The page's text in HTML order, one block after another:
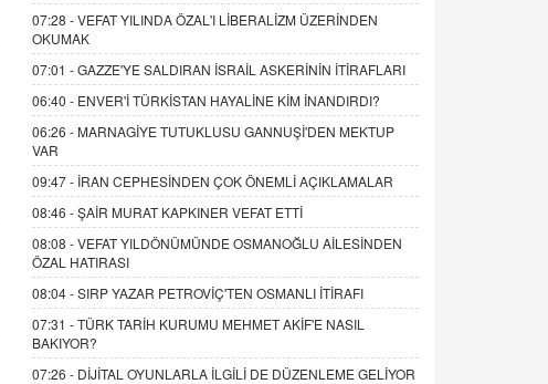
07:28 -VEFAT YILINDA ÖZAL'I LİBERALİZM ÜZERİNDEN
OKUMAK
07:01 -GAZZE'YE SALDIRAN İSRAİL ASKERİNİN İTİRAFLARI
06:40 - ENVER'İ TÜRKİSTAN HAYALİNE KİM İNANDIRDI?
06:26 - MARNAGİYE TUTUKLUSU GANNUŞİ'DEN MEKTUP
VAR
09:47 - İRAN CEPHESİNDEN ÇOK ÖNEMLİ AÇIKLAMALAR
08:46 -ŞAİR MURAT KAPKINER VEFAT ETTİ
08:08 -VEFAT YILDÖNÜMÜNDE OSMANOĞLU AİLESİNDEN
ÖZAL HATIRASI
08:04 -SIRP YAZAR PETROVİÇ'TEN OSMANLI İTİRAFI
07:31 -TÜRK TARİH KURUMU MEHMET AKİF'E NASIL
BAKIYOR?
07:26 - DİJİTAL OYUNLARLA İLGİLİ DE DÜZENLEME GELİYOR